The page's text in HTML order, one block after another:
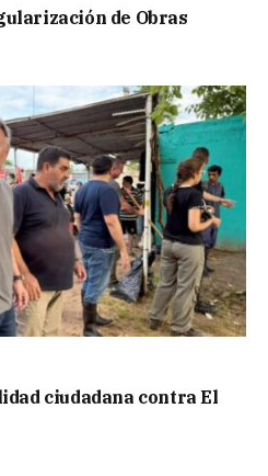
de Obras
ciudadana contra El